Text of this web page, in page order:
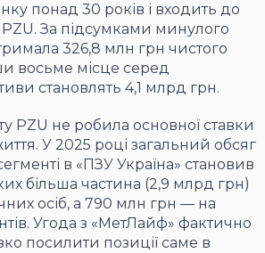
понад 30 років і входить до
За підсумками минулого
326,8 млн грн чистого
восьме місце серед
становлять 4,1 млрд грн.
PZU не робила основної ставки
У 2025 році загальний обсяг
в «ПЗУ Україна» становив
більша частина (2,9 млрд грн)
осіб, а 790 млн грн — на
Угода з «МетЛайф» фактично
посилити позиції саме в